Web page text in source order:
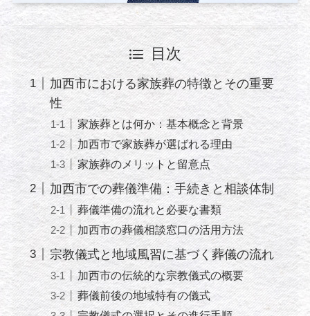
目次
加西市における家族葬の特徴とその重要
性
家族葬とは何か：基本概念と背景
加西市で家族葬が選ばれる理由
家族葬のメリットと留意点
加西市での葬儀準備：手続きと相談体制
葬儀準備の流れと必要な書類
加西市の葬儀相談窓口の活用方法
宗教儀式と地域風習に基づく葬儀の流れ
加西市の伝統的な宗教儀式の概要
葬儀前後の地域特有の儀式